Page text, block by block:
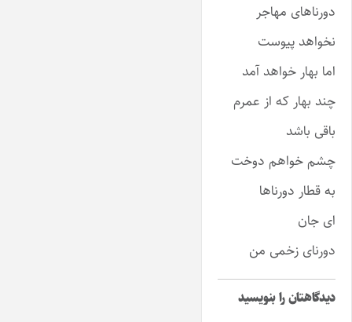
دورناهای مهاجر
نخواهد پیوست
اما بهار خواهد آمد
چند بهار که از عمرم
باقی باشد
چشم خواهم دوخت
به قطار دورناها
ای جان
دورنای زخمی من
دیدگاهتان را بنویسید